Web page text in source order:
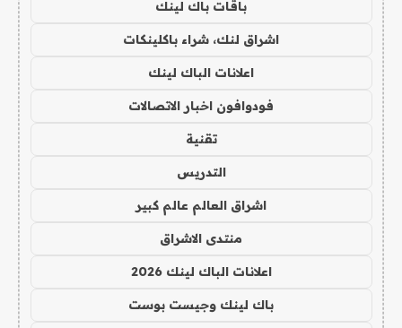
باقات باك لينك
اشراق لنك، شراء باكلينكات
اعلانات الباك لينك
فودوافون اخبار الاتصالات
تقنية
التدريس
اشراق العالم عالم كبير
منتدى الاشراق
اعلانات الباك لينك 2026
باك لينك وجيست بوست